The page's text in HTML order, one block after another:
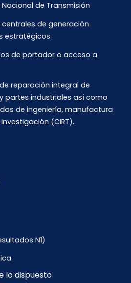
de Transmisión
de generación
estratégicos.
de portador o acceso a
reparación integral de
partes industriales así como
de ingeniería, manufactura
(CIRT).
N1)
lo dispuesto